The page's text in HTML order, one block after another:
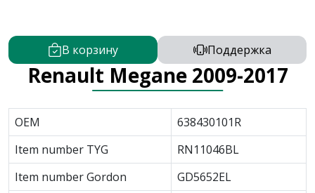
В корзину Поддержка
Renault Megane 2009-2017
OEM
638430101R
Item number TYG
RN11046BL
Item number Gordon
GD5652EL